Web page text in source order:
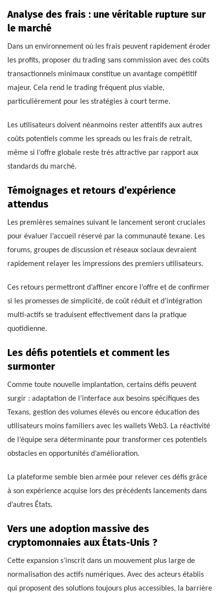
Analyse des frais : une véritable rupture sur
le marché
Dans un environnement où les frais peuvent rapidement éroder
les profits, proposer du trading sans commission avec des coûts
transactionnels minimaux constitue un avantage compétitif
majeur. Cela rend le trading fréquent plus viable,
particulièrement pour les stratégies à court terme.
Les utilisateurs doivent néanmoins rester attentifs aux autres
coûts potentiels comme les spreads ou les frais de retrait,
même si l’offre globale reste très attractive par rapport aux
standards du marché.
Témoignages et retours d’expérience
attendus
Les premières semaines suivant le lancement seront cruciales
pour évaluer l’accueil réservé par la communauté texane. Les
forums, groupes de discussion et réseaux sociaux devraient
rapidement relayer les impressions des premiers utilisateurs.
Ces retours permettront d’affiner encore l’offre et de confirmer
si les promesses de simplicité, de coût réduit et d’intégration
multi-actifs se traduisent effectivement dans la pratique
quotidienne.
Les défis potentiels et comment les
surmonter
Comme toute nouvelle implantation, certains défis peuvent
surgir : adaptation de l’interface aux besoins spécifiques des
Texans, gestion des volumes élevés ou encore éducation des
utilisateurs moins familiers avec les wallets Web3. La réactivité
de l’équipe sera déterminante pour transformer ces potentiels
obstacles en opportunités d’amélioration.
La plateforme semble bien armée pour relever ces défis grâce
à son expérience acquise lors des précédents lancements dans
d’autres États.
Vers une adoption massive des
cryptomonnaies aux États-Unis ?
Cette expansion s’inscrit dans un mouvement plus large de
normalisation des actifs numériques. Avec des acteurs établis
qui proposent des solutions toujours plus accessibles, la barrière